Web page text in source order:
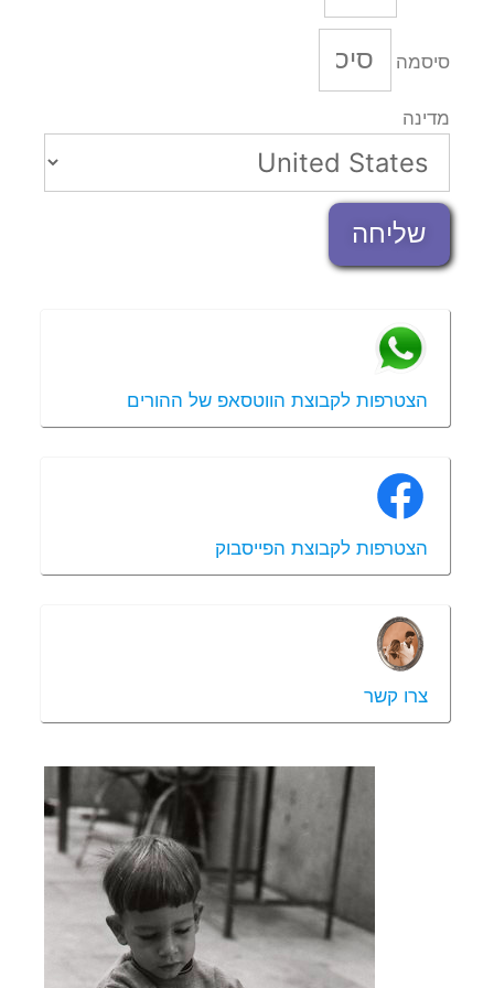
סיסמה
מדינה
שליחה
הצטרפות לקבוצת הווטסאפ של ההורים
הצטרפות לקבוצת הפייסבוק
צרו קשר